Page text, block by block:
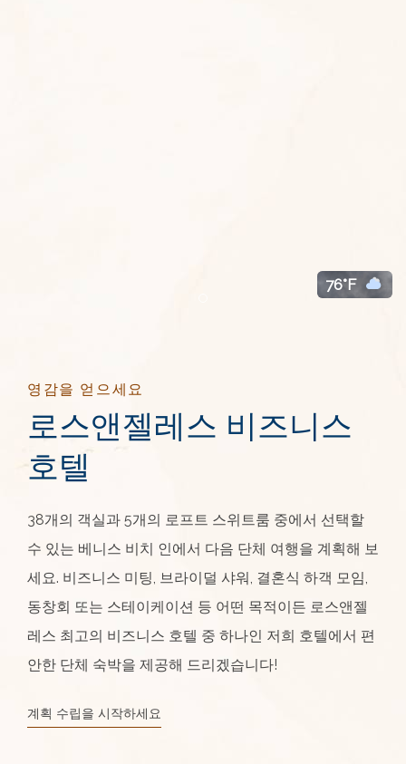
76°F
영감을 얻으세요
로스앤젤레스 비즈니스
호텔
38개의 객실과 5개의 로프트 스위트룸 중에서 선택할
수 있는 베니스 비치 인에서 다음 단체 여행을 계획해 보
세요. 비즈니스 미팅, 브라이덜 샤워, 결혼식 하객 모임,
동창회 또는 스테이케이션 등 어떤 목적이든 로스앤젤
레스 최고의 비즈니스 호텔 중 하나인 저희 호텔에서 편
안한 단체 숙박을 제공해 드리겠습니다!
계획 수립을 시작하세요